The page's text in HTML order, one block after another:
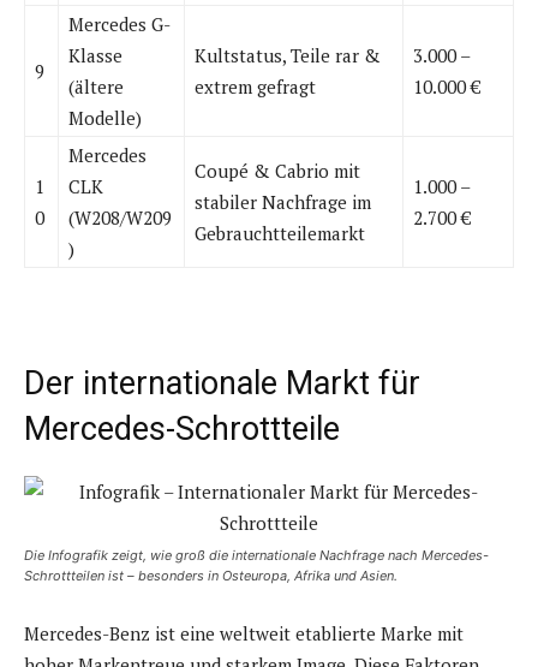
9
Mercedes G-
Klasse
(ältere
Modelle)
Kultstatus, Teile rar &
extrem gefragt
3.000 –
10.000 €
1
0
Mercedes
CLK
(W208/W209
)
Coupé & Cabrio mit
stabiler Nachfrage im
Gebrauchtteilemarkt
1.000 –
2.700 €
Der internationale Markt für
Mercedes-Schrottteile
Die Infografik zeigt, wie groß die internationale Nachfrage nach Mercedes-
Schrottteilen ist – besonders in Osteuropa, Afrika und Asien.
Mercedes-Benz ist eine weltweit etablierte Marke mit